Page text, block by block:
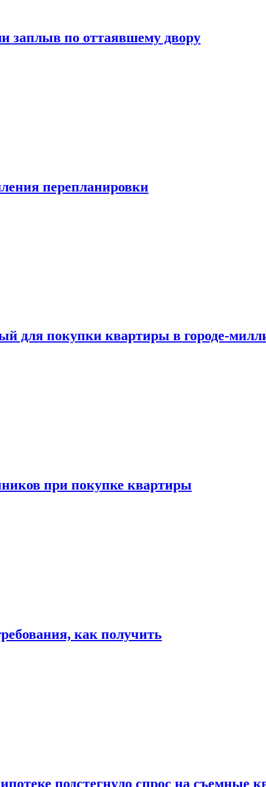
заплыв по оттаявшему двору
перепланировки
для покупки квартиры в городе-
при покупке квартиры
как получить
подстегнуло спрос на съемные